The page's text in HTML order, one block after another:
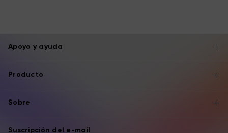
Apoyo y ayuda
Producto
Sobre
Suscripción del e-mail